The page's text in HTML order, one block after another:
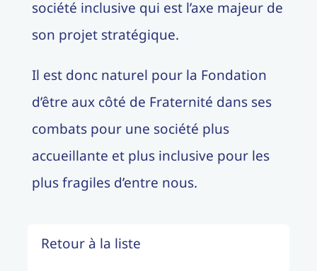
société inclusive qui est l’axe majeur de
son projet stratégique.
Il est donc naturel pour la Fondation
d’être aux côté de Fraternité dans ses
combats pour une société plus
accueillante et plus inclusive pour les
plus fragiles d’entre nous.
Retour à la liste